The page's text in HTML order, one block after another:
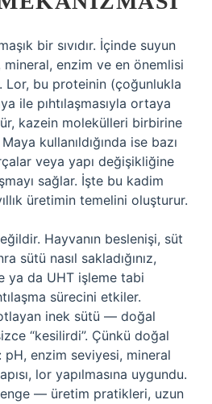
bir sıvıdır. İçinde suyun
mineral, enzim ve en önemlisi
bu proteinin (çoğunlukla
ile pıhtılaşmasıyla ortaya
kazein molekülleri birbirine
kullanıldığında ise bazı
veya yapı değişikliğine
sağlar. İşte bu kadim
üretimin temelini oluşturur.
Hayvanın beslenişi, süt
sütü nasıl sakladığınız,
ya da UHT işleme tabi
sürecini etkiler.
inek sütü — doğal
“kesilirdi”. Çünkü doğal
pH, enzim seviyesi, mineral
lor yapılmasına uygundu.
— üretim pratikleri, uzun